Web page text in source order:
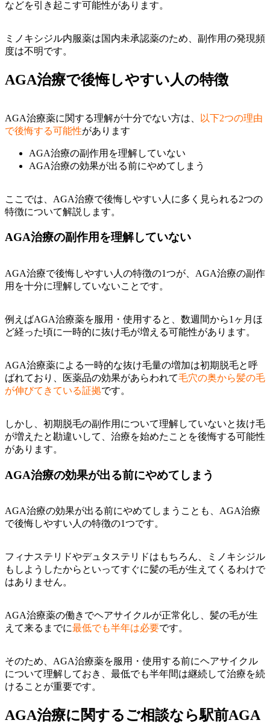
などを引き起こす可能性があります。
ミノキシジル内服薬は国内未承認薬のため、副作用の発現頻
度は不明です。
AGA治療で後悔しやすい人の特徴
AGA治療薬に関する理解が十分でない方は、
以下2つの理由
で後悔する可能性があります
AGA治療の副作用を理解していない
AGA治療の効果が出る前にやめてしまう
ここでは、AGA治療で後悔しやすい人に多く見られる2つの
特徴について解説します。
AGA治療の副作用を理解していない
AGA治療で後悔しやすい人の特徴の1つが、AGA治療の副作
用を十分に理解していないことです。
例えばAGA治療薬を服用・使用すると、数週間から1ヶ月ほ
ど経った頃に一時的に抜け毛が増える可能性があります。
AGA治療薬による一時的な抜け毛量の増加は初期脱毛と呼
ばれており、医薬品の効果があらわれて毛穴の奥から髪の毛
が伸びてきている証拠です。
しかし、初期脱毛の副作用について理解していないと抜け毛
が増えたと勘違いして、治療を始めたことを後悔する可能性
があります。
AGA治療の効果が出る前にやめてしまう
AGA治療の効果が出る前にやめてしまうことも、AGA治療
で後悔しやすい人の特徴の1つです。
フィナステリドやデュタステリドはもちろん、ミノキシジル
もしようしたからといってすぐに髪の毛が生えてくるわけで
はありません。
AGA治療薬の働きでヘアサイクルが正常化し、髪の毛が生
えて来るまでに最低でも半年は必要です。
そのため、AGA治療薬を服用・使用する前にヘアサイクル
について理解しておき、最低でも半年間は継続して治療を続
けることが重要です。
AGA治療に関するご相談なら駅前AGA